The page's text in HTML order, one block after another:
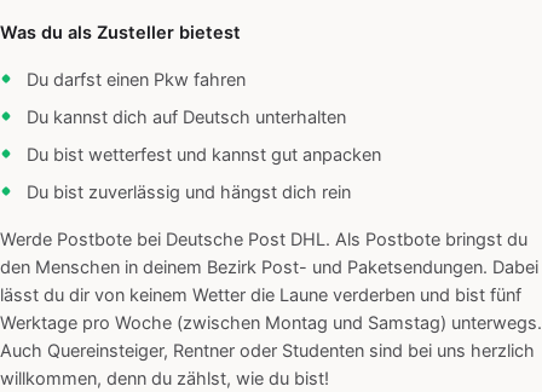
Was du als Zusteller bietest
Du darfst einen Pkw fahren
Du kannst dich auf Deutsch unterhalten
Du bist wetterfest und kannst gut anpacken
Du bist zuverlässig und hängst dich rein
Werde Postbote bei Deutsche Post DHL. Als Postbote bringst du
den Menschen in deinem Bezirk Post- und Paketsendungen. Dabei
lässt du dir von keinem Wetter die Laune verderben und bist fünf
Werktage pro Woche (zwischen Montag und Samstag) unterwegs.
Auch Quereinsteiger, Rentner oder Studenten sind bei uns herzlich
willkommen, denn du zählst, wie du bist!